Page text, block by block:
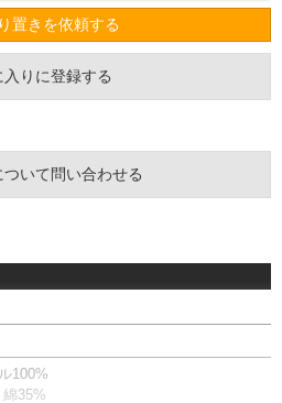
置きを依頼する
入りに登録する
ついて問い合わせる
100%
35%